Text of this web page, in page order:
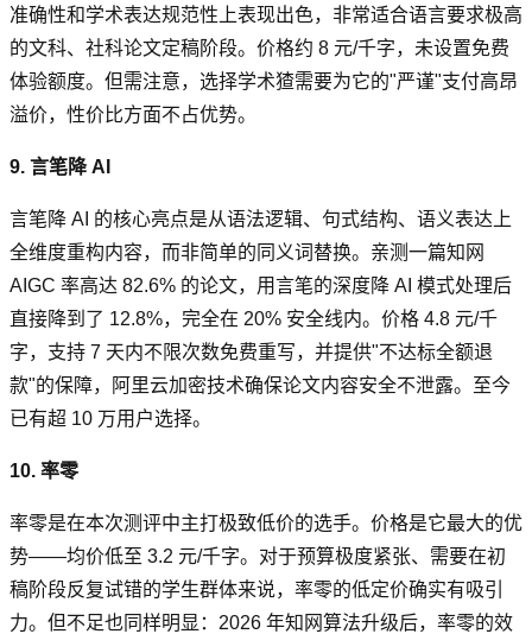
准确性和学术表达规范性上表现出色，非常适合语言要求极高
的文科、社科论文定稿阶段。价格约 8 元/千字，未设置免费
体验额度。但需注意，选择学术猹需要为它的"严谨"支付高昂
溢价，性价比方面不占优势。
9. 言笔降 AI
言笔降 AI 的核心亮点是从语法逻辑、句式结构、语义表达上
全维度重构内容，而非简单的同义词替换。亲测一篇知网
AIGC 率高达 82.6% 的论文，用言笔的深度降 AI 模式处理后
直接降到了 12.8%，完全在 20% 安全线内。价格 4.8 元/千
字，支持 7 天内不限次数免费重写，并提供"不达标全额退
款"的保障，阿里云加密技术确保论文内容安全不泄露。至今
已有超 10 万用户选择。
10. 率零
率零是在本次测评中主打极致低价的选手。价格是它最大的优
势——均价低至 3.2 元/千字。对于预算极度紧张、需要在初
稿阶段反复试错的学生群体来说，率零的低定价确实有吸引
力。但不足也同样明显：2026 年知网算法升级后，率零的效